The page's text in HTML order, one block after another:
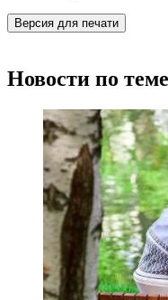
Версия для печати
Новости по теме